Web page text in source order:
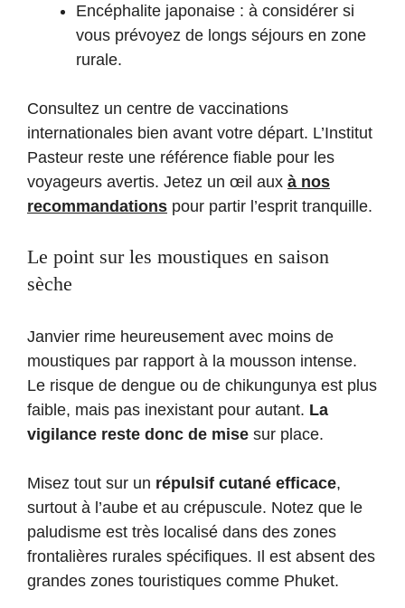
Encéphalite japonaise : à considérer si
vous prévoyez de longs séjours en zone
rurale.
Consultez un centre de vaccinations
internationales bien avant votre départ. L’Institut
Pasteur reste une référence fiable pour les
voyageurs avertis. Jetez un œil aux à nos
recommandations pour partir l’esprit tranquille.
Le point sur les moustiques en saison
sèche
Janvier rime heureusement avec moins de
moustiques par rapport à la mousson intense.
Le risque de dengue ou de chikungunya est plus
faible, mais pas inexistant pour autant. La
vigilance reste donc de mise sur place.
Misez tout sur un répulsif cutané efficace,
surtout à l’aube et au crépuscule. Notez que le
paludisme est très localisé dans des zones
frontalières rurales spécifiques. Il est absent des
grandes zones touristiques comme Phuket.